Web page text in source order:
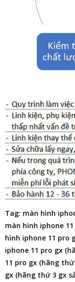
Tag: màn hình
màn hình iphone
hình iphone 11 pro
iphone 11 pro gx
11 pro gx (hãng
gx (hãng thứ 3 gx